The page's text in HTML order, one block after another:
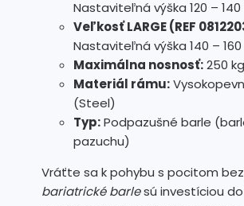
Nastaviteľná výška 120 –
Veľkosť LARGE (REF
Nastaviteľná výška 140 –
Maximálna nosnosť:250 kg
Materiál rámu:
(Steel)
Typ:Podpazušné barle
pazuchu)
Vráťte sa k pohybu s pocitom
bariatrické barlesú investíciou